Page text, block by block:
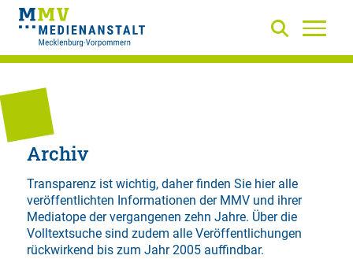
Archiv
Transparenz ist wichtig, daher finden Sie hier alle
veröffentlichten Informationen der MMV und ihrer
Mediatope der vergangenen zehn Jahre. Über die
Volltextsuchesind zudem alle Veröffentlichungen
rückwirkend bis zum Jahr 2005 auffindbar.